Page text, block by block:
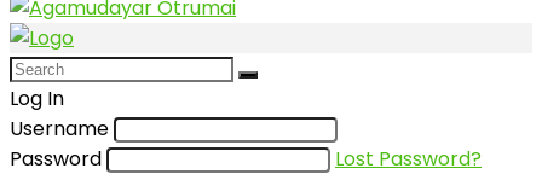
Log In
Username
Password
Lost Password?